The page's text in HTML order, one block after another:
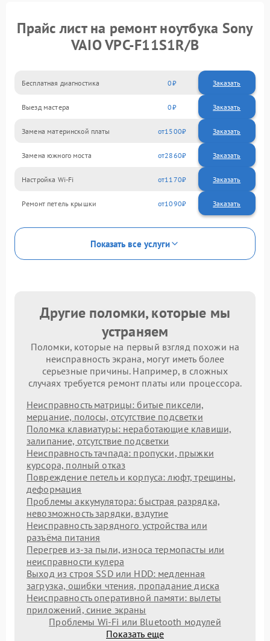
Прайс лист на ремонт ноутбука Sony
VAIO VPC-F11S1R/B
Бесплатная диагностика 0 Заказать
Выезд мастера 0 Заказать
Замена материнской платы 1500
Замена южного моста 2860
Настройка Wi-Fi 1170
Ремонт петель крышки 1090
Показать все услуги
Другие поломки, которые мы
устраняем
Поломки, которые на первый взгляд похожи на
неисправность экрана, могут иметь более
серьезные причины. Например, в сложных
случаях требуется ремонт платы или процессора.
Неисправность матрицы: битые пиксели,
мерцание, полосы, отсутствие подсветки
Поломка клавиатуры: неработающие клавиши,
залипание, отсутствие подсветки
Неисправность тачпада: пропуски, прыжки
курсора, полный отказ
Повреждение петель и корпуса: люфт, трещины,
деформация
Проблемы аккумулятора: быстрая разрядка,
невозможность зарядки, вздутие
Неисправность зарядного устройства или
разъёма питания
Перегрев из‑за пыли, износа термопасты или
неисправности кулера
Выход из строя SSD или HDD: медленная
загрузка, ошибки чтения, пропадание диска
Неисправность оперативной памяти: вылеты
приложений, синие экраны
Проблемы Wi‑Fi или Bluetooth модулей
Показать еще